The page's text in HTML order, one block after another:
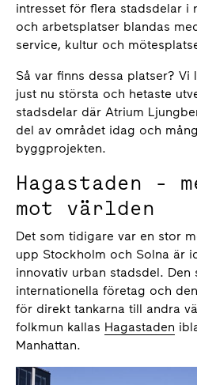
intresset för flera stadsdelar i
och arbetsplatser blandas
service, kultur och
Så var finns dessa platser?
just nu största och hetaste
stadsdelar där Atrium
del av området idag och
byggprojekten.
Hagastaden -
mot världen
Det som tidigare var en stor
upp Stockholm och Solna är
innovativ urban stadsdel. Den
internationella företag och
för direkt tankarna till andra
folkmun kallas Hagastaden
Manhattan.